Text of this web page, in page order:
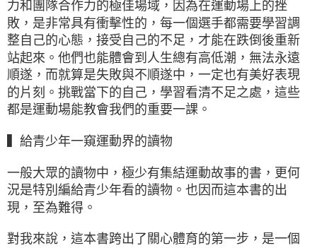
力和團隊合作力的極佳場域，因為在運動場上的挫
敗，是非常具有衝擊性的，每一個選手都需要學習調
整自己的心態，接受自己的不足，才能在跌倒後重新
站起來。他們也能體會到人生總有高低潮，無法永遠
順遂，而就算是失敗與不順遂中，一定也有美好表現
的片刻。挑戰當下的自己，學習看清不足之處，這些
都是運動場能教會我們的重要一課。
▍給青少年一窺運動界的讀物
一般大眾的讀物中，極少有集結運動故事的書，更何
況是特別編給青少年看的讀物。也因而這本書的出
現，至為難得。
對我來說，這本書跨出了關心體育的第一步，是一個